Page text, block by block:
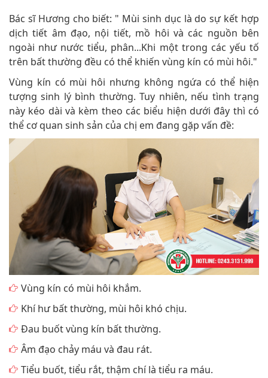
Bác sĩ Hương cho biết: " Mùi sinh dục là do sự kết hợp
dịch tiết âm đạo, nội tiết, mồ hôi và các nguồn bên
ngoài như nước tiểu, phân...Khi một trong các yếu tố
trên bất thường đều có thể khiến vùng kín có mùi hôi."
Vùng kín có mùi hôi nhưng không ngứa có thể hiện
tượng sinh lý bình thường. Tuy nhiên, nếu tình trạng
này kéo dài và kèm theo các biểu hiện dưới đây thì có
thể cơ quan sinh sản của chị em đang gặp vấn đề:
Vùng kín có mùi hôi khắm.
Khí hư bất thường, mùi hôi khó chịu.
Đau buốt vùng kín bất thường.
Âm đạo chảy máu và đau rát.
Tiểu buốt, tiểu rắt, thậm chí là tiểu ra máu.